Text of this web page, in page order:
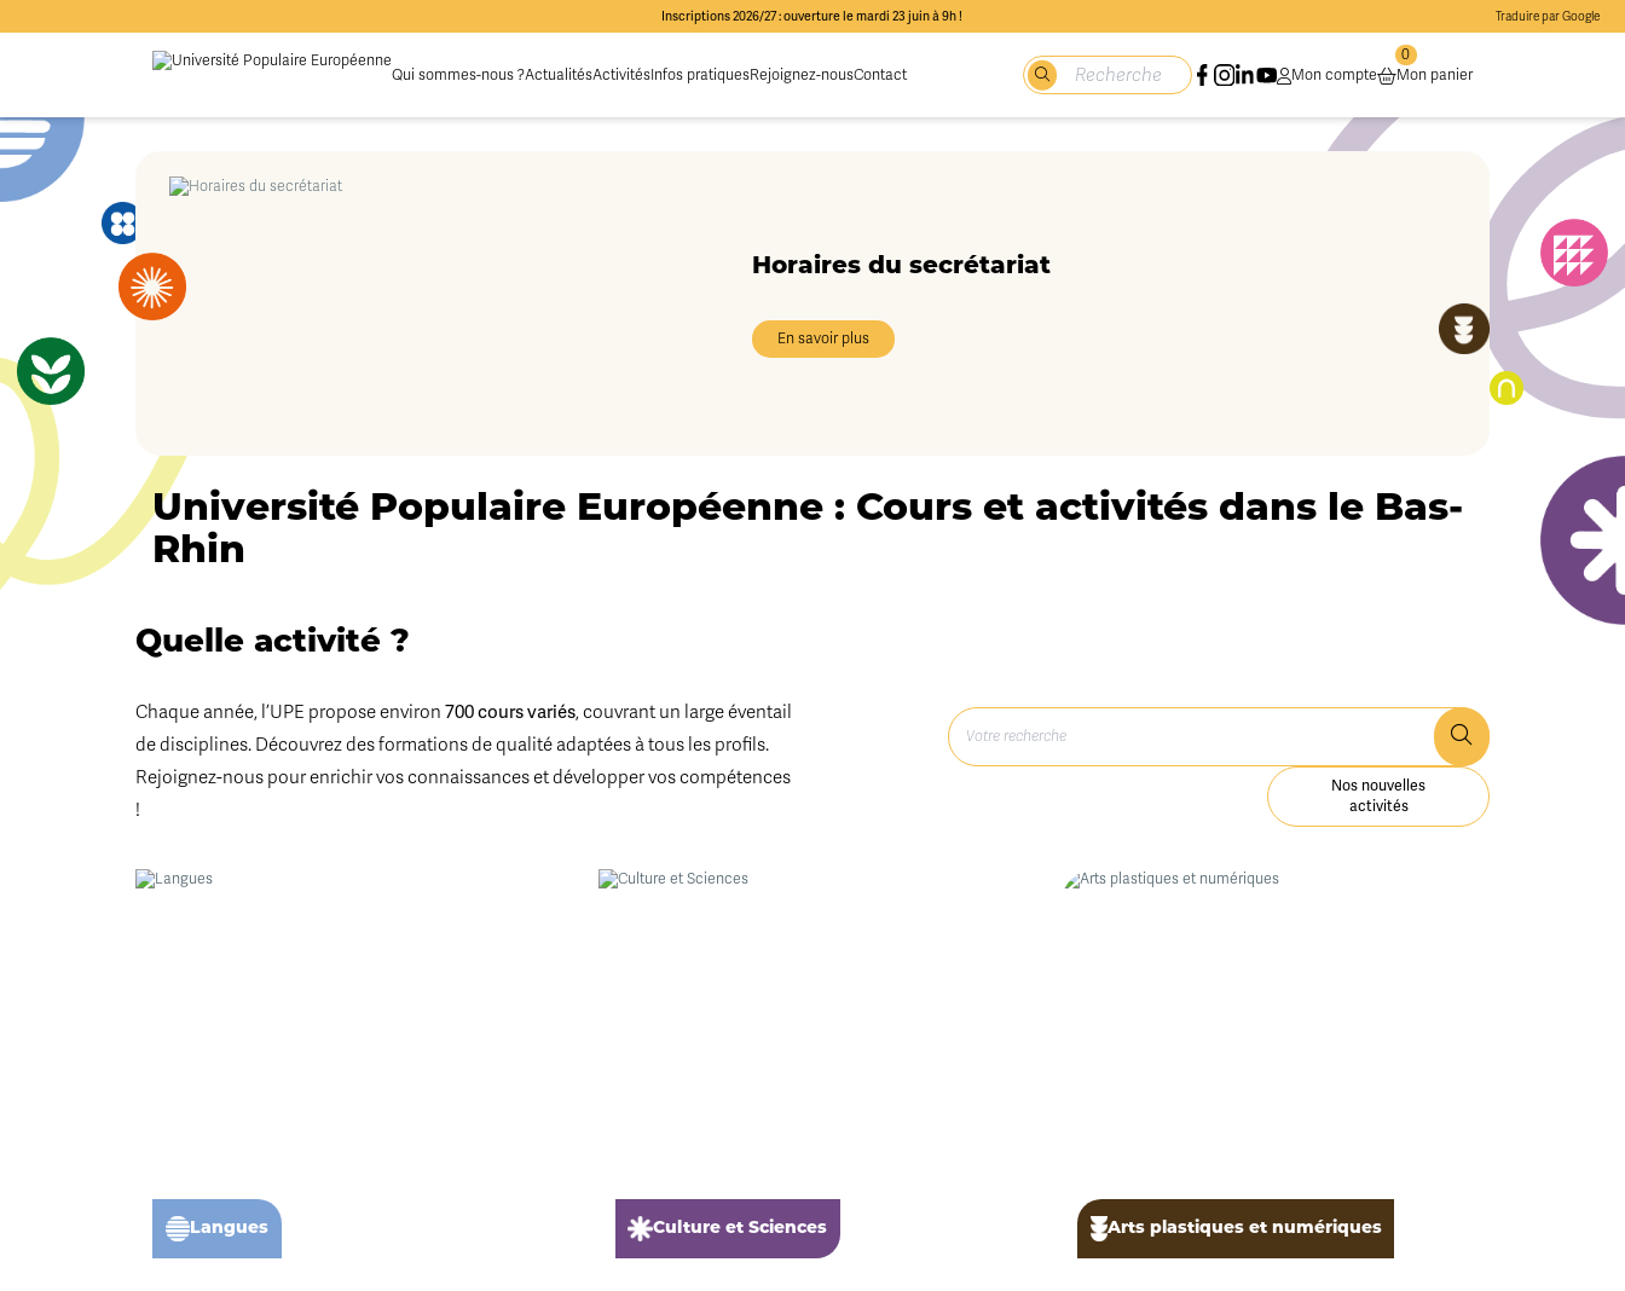
Inscriptions 2026/27 : ouverture le mardi 23 juin à 9h ! Traduire par Google
Qui sommes-nous ?ActualitésActivitésInfos pratiquesRejoignez-nousContact Mon compte Mon panier
0
Horaires du secrétariat
En savoir plus
Université Populaire Européenne : Cours et activités dans le Bas-
Rhin
Quelle activité ?
Chaque année, l’UPE propose environ 700 cours variés, couvrant un large éventail
de disciplines. Découvrez des formations de qualité adaptées à tous les profils.
Rejoignez-nous pour enrichir vos connaissances et développer vos compétences
!
Nos nouvelles
activités
Langues Culture et Sciences Arts plastiques et numériques